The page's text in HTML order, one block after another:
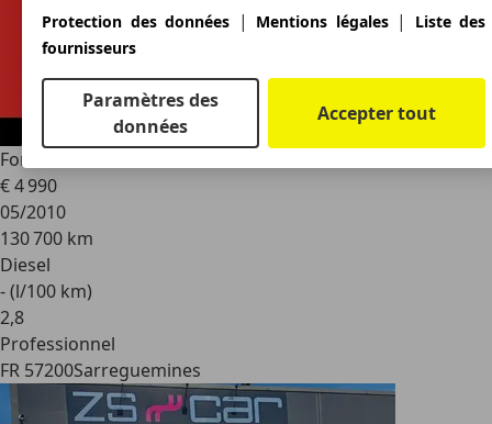
Ford Transit
€ 4 990
05/2010
130 700 km
Diesel
- (l/100 km)
2,8
Professionnel
FR 57200Sarreguemines
Protection des données | Mentions légales|
Liste des
fournisseurs
Paramètres des
données
Accepter tout